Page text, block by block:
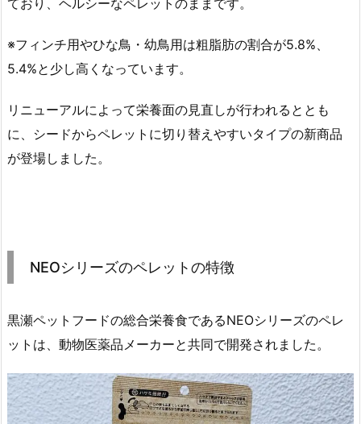
※フィンチ用やひな鳥・幼鳥用は粗脂肪の割合が5.8%、
5.4%と少し高くなっています。
リニューアルによって栄養面の見直しが行われるととも
に、シードからペレットに切り替えやすいタイプの新商品
が登場しました。
NEOシリーズのペレットの特徴
黒瀬ペットフードの総合栄養食であるNEOシリーズのペレ
ットは、動物医薬品メーカーと共同で開発されました。